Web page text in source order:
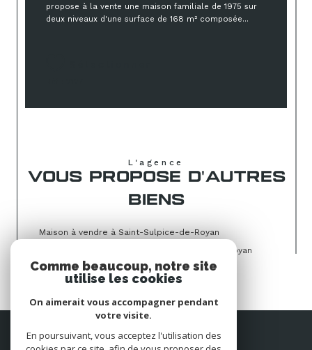
propose à la vente une maison familiale de 1975 sur
deux niveaux d'une surface de 168 m² composée...
L'agence
VOUS PROPOSE D'AUTRES
BIENS
Maison à vendre à Saint-Sulpice-de-Royan
Terrain � batir à vendre à Saint-Sulpice-de-Royan
PROPRIÉTAIRE
Comme beaucoup, notre site
utilise les cookies
On aimerait vous accompagner pendant
votre visite.
En poursuivant, vous acceptez l'utilisation des